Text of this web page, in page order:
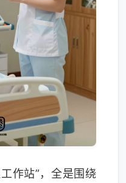
作站”，全是围绕